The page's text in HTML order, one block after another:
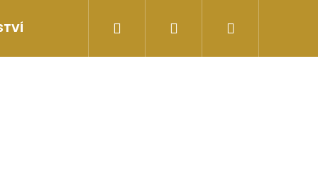
II.JAKOST Doprava a ceny doručení
Přihlášení